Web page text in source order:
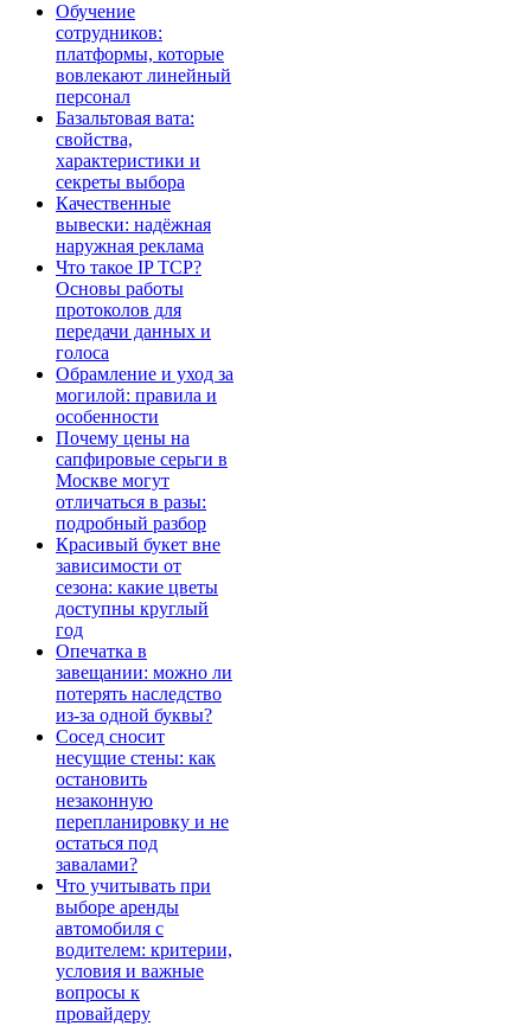
Обучение
сотрудников:
платформы, которые
вовлекают линейный
персонал
Базальтовая вата:
свойства,
характеристики и
секреты выбора
Качественные
вывески: надёжная
наружная реклама
Что такое IP TCP?
Основы работы
протоколов для
передачи данных и
голоса
Обрамление и уход за
могилой: правила и
особенности
Почему цены на
сапфировые серьги в
Москве могут
отличаться в разы:
подробный разбор
Красивый букет вне
зависимости от
сезона: какие цветы
доступны круглый
год
Опечатка в
завещании: можно ли
потерять наследство
из-за одной буквы?
Сосед сносит
несущие стены: как
остановить
незаконную
перепланировку и не
остаться под
завалами?
Что учитывать при
выборе аренды
автомобиля с
водителем: критерии,
условия и важные
вопросы к
провайдеру